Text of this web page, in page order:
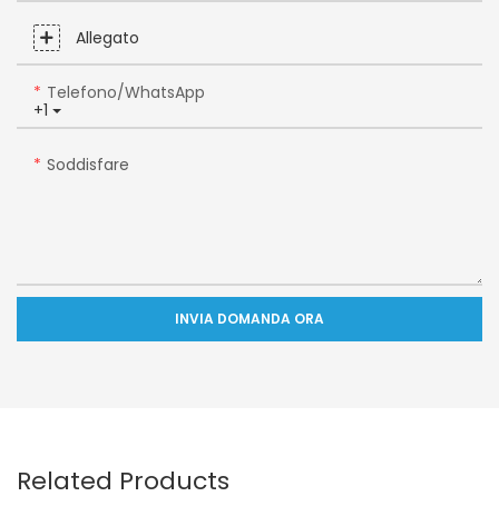
Allegato
+1
Telefono/WhatsApp
Soddisfare
INVIA DOMANDA ORA
Related Products